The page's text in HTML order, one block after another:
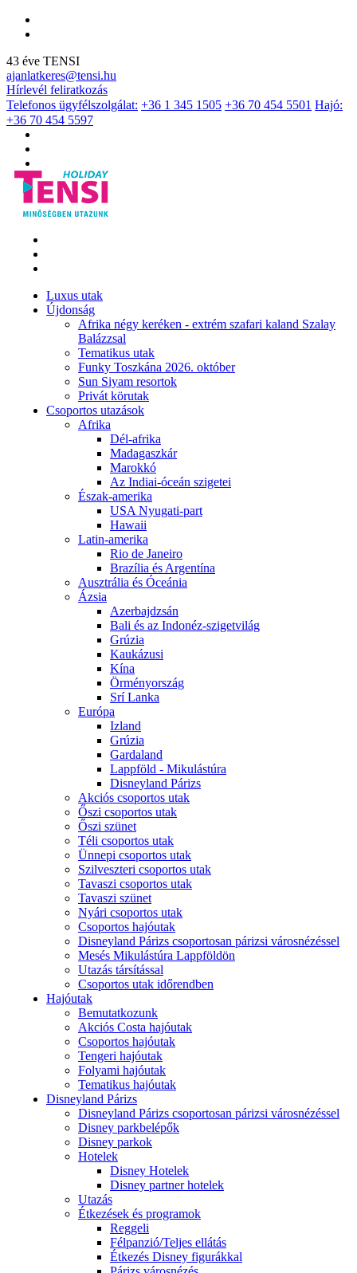
43 éve TENSI
ajanlatkeres@tensi.hu
Hírlevél feliratkozás
Telefonos ügyfélszolgálat: +36 1 345 1505 +36 70 454 5501 Hajó:
+36 70 454 5597
Luxus utak
Újdonság
Afrika négy keréken - extrém szafari kaland Szalay
Balázzsal
Tematikus utak
Funky Toszkána 2026. október
Sun Siyam resortok
Privát körutak
Csoportos utazások
Afrika
Dél-afrika
Madagaszkár
Marokkó
Az Indiai-óceán szigetei
Észak-amerika
USA Nyugati-part
Hawaii
Latin-amerika
Rio de Janeiro
Brazília és Argentína
Ausztrália és Óceánia
Ázsia
Azerbajdzsán
Bali és az Indonéz-szigetvilág
Grúzia
Kaukázusi
Kína
Örményország
Srí Lanka
Európa
Izland
Grúzia
Gardaland
Lappföld - Mikulástúra
Disneyland Párizs
Akciós csoportos utak
Őszi csoportos utak
Őszi szünet
Téli csoportos utak
Ünnepi csoportos utak
Szilveszteri csoportos utak
Tavaszi csoportos utak
Tavaszi szünet
Nyári csoportos utak
Csoportos hajóutak
Disneyland Párizs csoportosan párizsi városnézéssel
Mesés Mikulástúra Lappföldön
Utazás társítással
Csoportos utak időrendben
Hajóutak
Bemutatkozunk
Akciós Costa hajóutak
Csoportos hajóutak
Tengeri hajóutak
Folyami hajóutak
Tematikus hajóutak
Disneyland Párizs
Disneyland Párizs csoportosan párizsi városnézéssel
Disney parkbelépők
Disney parkok
Hotelek
Disney Hotelek
Disney partner hotelek
Utazás
Étkezések és programok
Reggeli
Félpanzió/Teljes ellátás
Étkezés Disney figurákkal